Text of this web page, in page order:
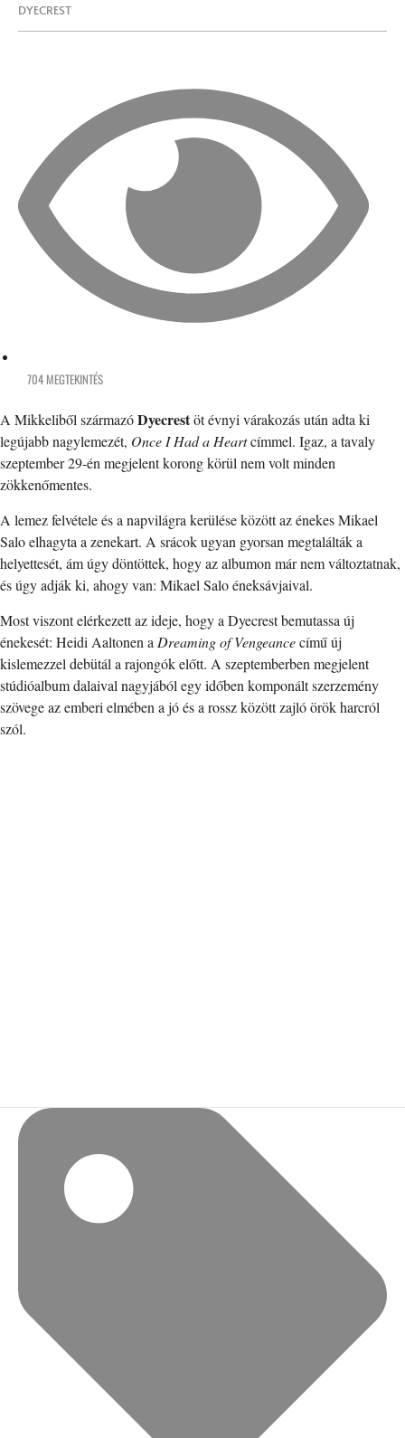
DYECREST
704 MEGTEKINTÉS
A Mikkeliből származóDyecrestöt évnyi várakozás után adta ki
legújabb nagylemezét, Once I Had a Heartcímmel. Igaz, a tavaly
szeptember 29-én megjelent korong körül nem volt minden
zökkenőmentes.
A lemez felvétele és a napvilágra kerülése között az énekes Mikael
Salo elhagyta a zenekart. A srácok ugyan gyorsan megtalálták a
helyettesét, ám úgy döntöttek, hogy az albumon már nem változtatnak,
és úgy adják ki, ahogy van: Mikael Salo éneksávjaival.
Most viszont elérkezett az ideje, hogy a Dyecrest bemutassa új
énekesét: Heidi Aaltonen a Dreaming of Vengeancecímű új
kislemezzel debütál a rajongók előtt. A szeptemberben megjelent
stúdióalbum dalaival nagyjából egy időben komponált szerzemény
szövege az emberi elmében a jó és a rossz között zajló örök harcról
szól.